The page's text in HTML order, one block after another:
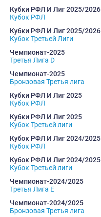
Кубки РФЛ И Лиг 2025/2026
Кубок РФЛ
Кубки РФЛ И Лиг 2025/2026
Кубок Третьей Лиги
Чемпионат-2025
Третья Лига D
Чемпионат-2025
Бронзовая Третья лига
Кубки РФЛ И Лиг 2025
Кубок РФЛ
Кубки РФЛ И Лиг 2025
Кубок Третьей лиги
Кубок РФЛ И Лиг 2024/2025
Кубок РФЛ
Кубок РФЛ И Лиг 2024/2025
Кубок Третьей лиги
Чемпионат-2024/2025
Третья Лига E
Чемпионат-2024/2025
Бронзовая Третья лига